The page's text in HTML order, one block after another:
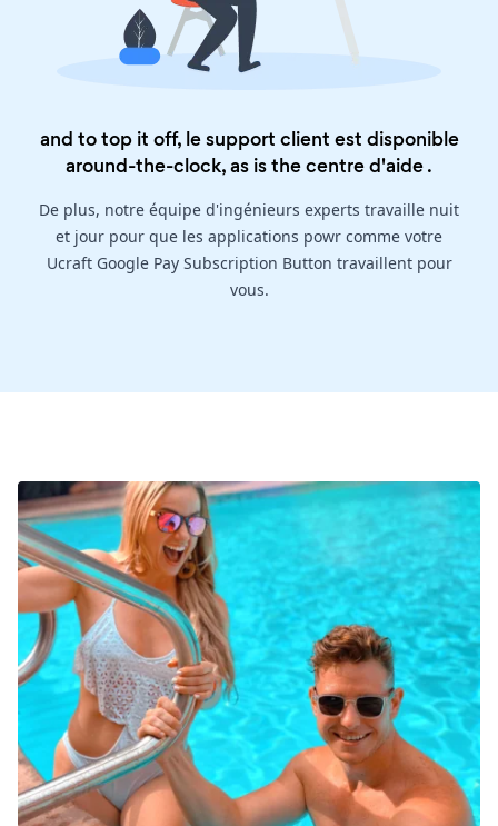
and to top it off, le support client est disponible
around-the-clock, as is thecentre d'aide.
De plus, notre équipe d'ingénieurs experts travaille nuit
et jour pour que les applications powr comme votre
Ucraft Google Pay Subscription Button travaillent pour
vous.